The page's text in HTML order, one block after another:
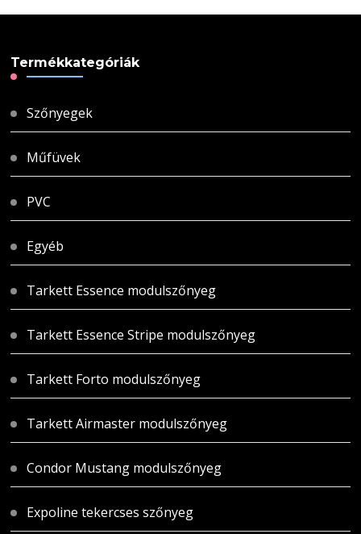
Termékkategóriák
Szőnyegek
Műfüvek
PVC
Egyéb
Tarkett Essence modulszőnyeg
Tarkett Essence Stripe modulszőnyeg
Tarkett Forto modulszőnyeg
Tarkett Airmaster modulszőnyeg
Condor Mustang modulszőnyeg
Expoline tekercses szőnyeg